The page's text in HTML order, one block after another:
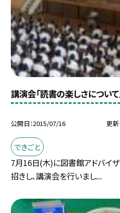
講演会「読書の楽しさについて
公開日 2015/07/16 更
できごと
7月16日(木)に図書館アドバイ
招きし、講演会を行いまし...